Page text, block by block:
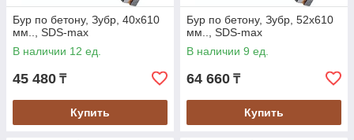
Бур по бетону, Зубр, 40х610
мм.., SDS-max
В наличии 12 ед.
45 480 ₸
Купить
Бур по бетону, Зубр, 52х610
мм.., SDS-max
В наличии 9 ед.
64 660 ₸
Купить